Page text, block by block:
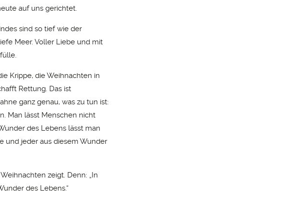
auf uns gerichtet.
sind so tief wie der
Meer. Voller Liebe und mit
Krippe, die Weihnachten in
Rettung. Das ist
ganz genau, was zu tun ist:
Man lässt Menschen nicht
des Lebens lässt man
und jeder aus diesem Wunder
zeigt. Denn: „In
des Lebens.“